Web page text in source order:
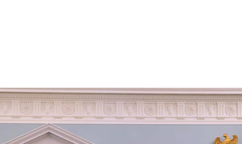
해 불가피"